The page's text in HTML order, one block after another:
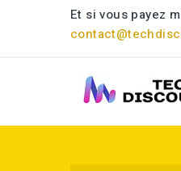
Et si vous